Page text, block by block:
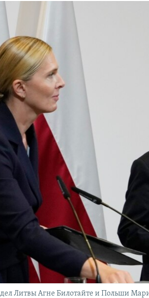
Литвы Агне Билотайте и Польши